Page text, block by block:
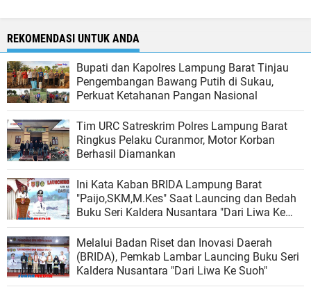
REKOMENDASI UNTUK ANDA
Bupati dan Kapolres Lampung Barat Tinjau
Pengembangan Bawang Putih di Sukau,
Perkuat Ketahanan Pangan Nasional
Tim URC Satreskrim Polres Lampung Barat
Ringkus Pelaku Curanmor, Motor Korban
Berhasil Diamankan
Ini Kata Kaban BRIDA Lampung Barat
"Paijo,SKM,M.Kes" Saat Launcing dan Bedah
Buku Seri Kaldera Nusantara "Dari Liwa Ke
Suoh"
Melalui Badan Riset dan Inovasi Daerah
(BRIDA), Pemkab Lambar Launcing Buku Seri
Kaldera Nusantara "Dari Liwa Ke Suoh"